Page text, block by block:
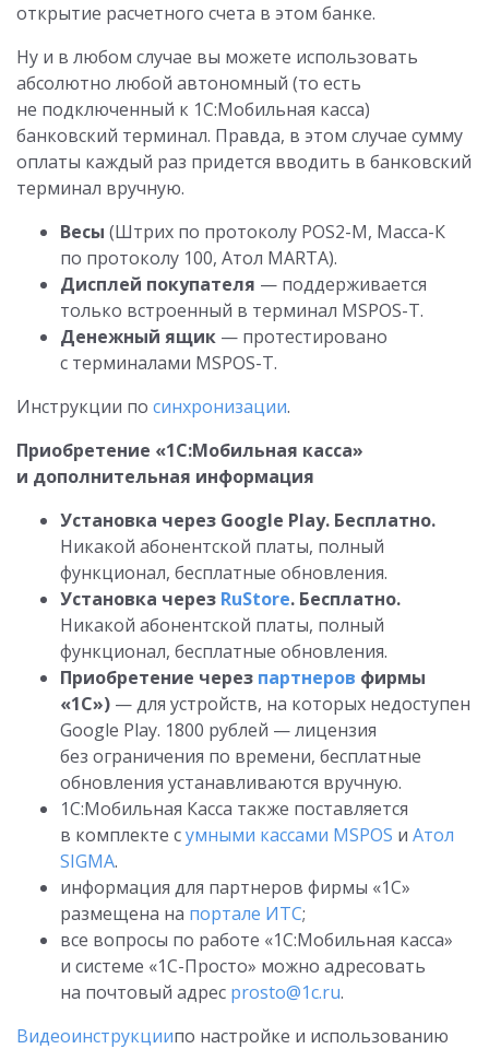
открытие расчетного счета в этом банке.
Ну и в любом случае вы можете использовать
абсолютно любой автономный (то есть
не подключенный к 1C:Мобильная касса)
банковский терминал. Правда, в этом случае сумму
оплаты каждый раз придется вводить в банковский
терминал вручную.
Весы (Штрих по протоколу POS2-M, Масса-К
по протоколу 100, Атол MARTA).
Дисплей покупателя — поддерживается
только встроенный в терминал MSPOS-T.
Денежный ящик — протестировано
с терминалами MSPOS-T.
Инструкции по синхронизации.
Приобретение «1С:Мобильная касса»
и дополнительная информация
Установка через Google Play. Бесплатно.
Никакой абонентской платы, полный
функционал, бесплатные обновления.
Установка через RuStore. Бесплатно.
Никакой абонентской платы, полный
функционал, бесплатные обновления.
Приобретение через партнеров фирмы
«1С») — для устройств, на которых недоступен
Google Play. 1800 рублей — лицензия
без ограничения по времени, бесплатные
обновления устанавливаются вручную.
1C:Мобильная Касса также поставляется
в комплекте сумными кассами MSPOS и Атол
SIGMA.
информация для партнеров фирмы «1С»
размещена на портале ИТС;
все вопросы по работе «1С:Мобильная касса»
и системе «1С-Просто» можно адресовать
на почтовый адрес prosto@1c.ru.
Видеоинструкциипо настройке и использованию